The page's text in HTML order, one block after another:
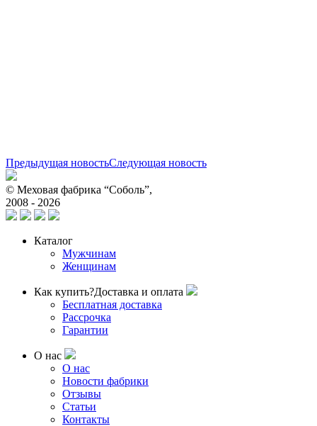
Предыдущая новостьСледующая новость
© Меховая фабрика “Соболь”,
2008 - 2026
Каталог
Мужчинам
Женщинам
Как купить?Доставка и оплата
Бесплатная доставка
Рассрочка
Гарантии
О нас
О нас
Новости фабрики
Отзывы
Статьи
Контакты